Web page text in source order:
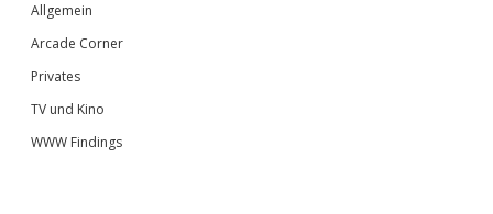
Allgemein
Arcade Corner
Privates
TV und Kino
WWW Findings